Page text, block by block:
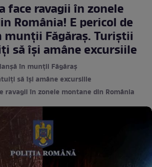
face ravagii în zonele
România! E pericol de
munții Făgăraș. Turiștii
să își amâne excursiile
în munții Făgăraș
să își amâne excursiile
ravagii în zonele montane din România